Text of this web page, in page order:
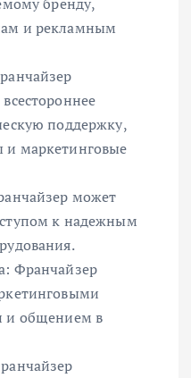
и рекламным
поддержку,
маркетинговые
может
к надежным
Франчайзер
и общением в